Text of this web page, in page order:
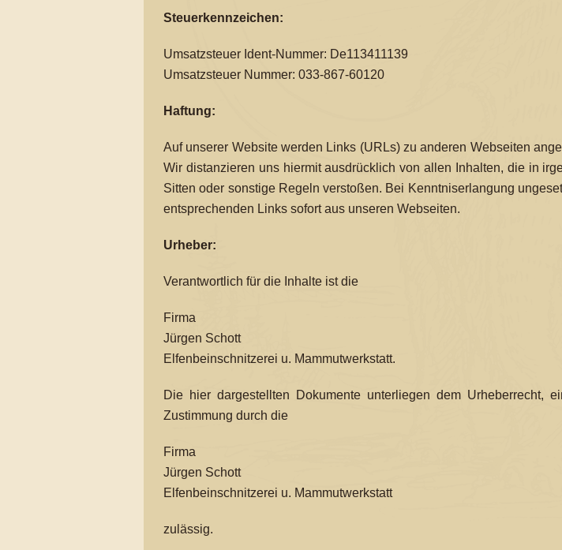
Steuerkennzeichen:
Umsatzsteuer Ident-Nummer: De113411139
Umsatzsteuer Nummer: 033-867-60120
Haftung:
Auf unserer Website werden Links (URLs) zu anderen Webseiten
Wir distanzieren uns hiermit ausdrücklich von allen Inhalten, die in
Sitten oder sonstige Regeln verstoßen. Bei Kenntniserlangung
entsprechenden Links sofort aus unseren Webseiten.
Urheber:
Verantwortlich für die Inhalte ist die
Firma
Jürgen Schott
Elfenbeinschnitzerei u. Mammutwerkstatt.
Die hier dargestellten Dokumente unterliegen dem Urheberrecht,
Zustimmung durch die
Firma
Jürgen Schott
Elfenbeinschnitzerei u. Mammutwerkstatt
zulässig.